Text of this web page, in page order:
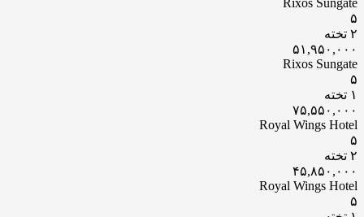
۵
۲ تخته
۵۱,۹۵۰,۰۰۰
Rixos Sungate
۵
۱ تخته
۷۵,۵۵۰,۰۰۰
Royal Wings Hotel
۵
۲ تخته
۴۵,۸۵۰,۰۰۰
Royal Wings Hotel
۵